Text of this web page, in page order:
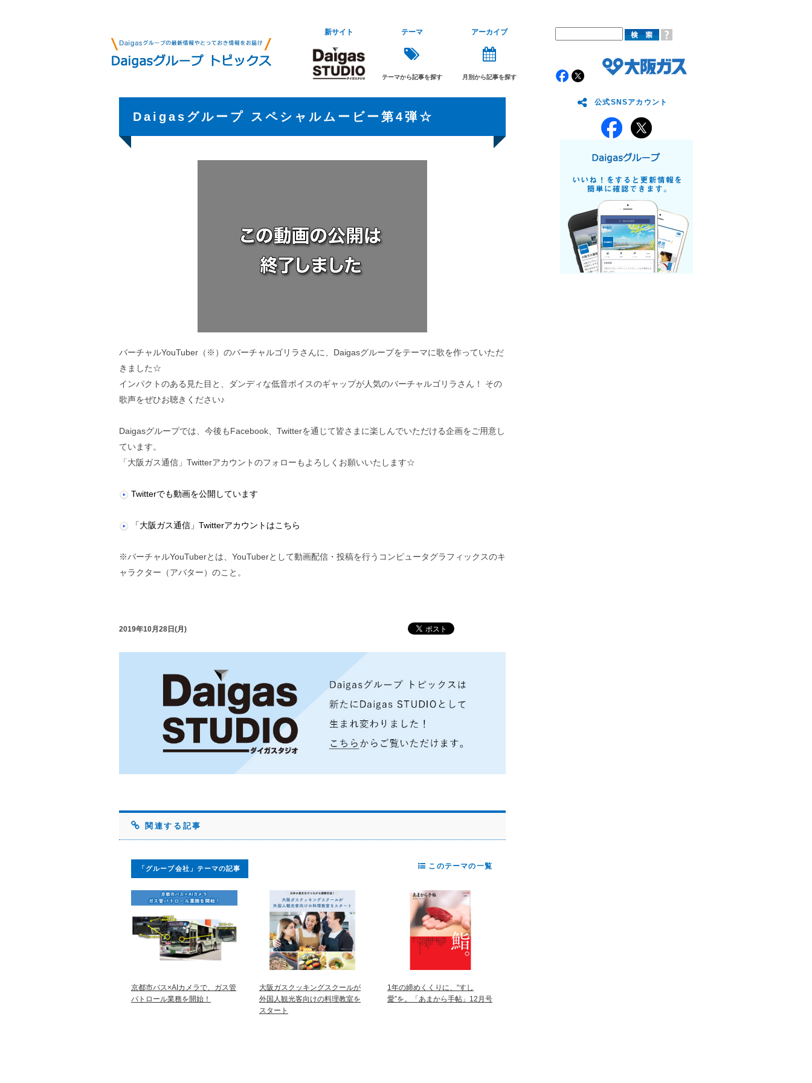
新サイト テーマ
テーマから記事を探す
アーカイブ
月別から記事を探す
Daigasグループ スペシャルムービー第4弾☆
バーチャルYouTuber（※）のバーチャルゴリラさんに、Daigasグループをテーマに歌を作っていただ
きました☆
インパクトのある見た目と、ダンディな低音ボイスのギャップが人気のバーチャルゴリラさん！ その
歌声をぜひお聴きください♪
Daigasグループでは、今後もFacebook、Twitterを通じて皆さまに楽しんでいただける企画をご用意し
ています。
「大阪ガス通信」Twitterアカウントのフォローもよろしくお願いいたします☆
Twitterでも動画を公開しています
「大阪ガス通信」Twitterアカウントはこちら
※バーチャルYouTuberとは、YouTuberとして動画配信・投稿を行うコンピュータグラフィックスのキ
ャラクター（アバター）のこと。
2019年10月28日(月)
関連する記事
「グループ会社」テーマの記事
京都市バス×AIカメラで、ガス管
パトロール業務を開始！
大阪ガスクッキングスクールが
外国人観光客向けの料理教室を
スタート
1年の締めくくりに、“すし
愛”を。「あまから手帖」12月号
このテーマの一覧
公式SNSアカウント